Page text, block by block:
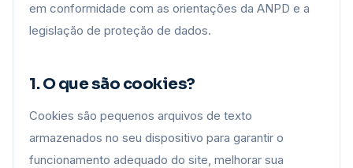
em conformidade com as orientações da ANPD e a
legislação de proteção de dados.
1. O que são cookies?
Cookies são pequenos arquivos de texto
armazenados no seu dispositivo para garantir o
funcionamento adequado do site, melhorar sua